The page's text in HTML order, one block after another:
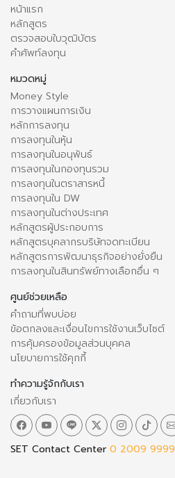
หน้าแรก
หลักสูตร
ตรวจสอบใบวุฒิบัตร
คำศัพท์ลงทุน
หมวดหมู่
Money Style
การวางแผนการเงิน
หลักการลงทุน
การลงทุนในหุ้น
การลงทุนในอนุพันธ์
การลงทุนในกองทุนรวม
การลงทุนในตราสารหนี้
การลงทุนใน DW
การลงทุนในต่างประเทศ
หลักสูตรผู้ประกอบการ
หลักสูตรบุคลากรบริษัทจดทะเบียน
หลักสูตรการพัฒนาธุรกิจอย่างยั่งยืน
การลงทุนในสินทรัพย์ทางเลือกอื่น ๆ
ศูนย์ช่วยเหลือ
คำถามที่พบบ่อย
ข้อตกลงและเงื่อนไขการใช้งานเว็บไซต์
การคุ้มครองข้อมูลส่วนบุคคล
นโยบายการใช้คุกกี้
ทำความรู้จักกับเรา
เกี่ยวกับเรา
SET Contact Center 0 2009 9999